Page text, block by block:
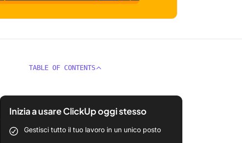
TABLE OF CONTENTS
Inizia a usare ClickUp oggi stesso
Gestisci tutto il tuo lavoro in un unico posto